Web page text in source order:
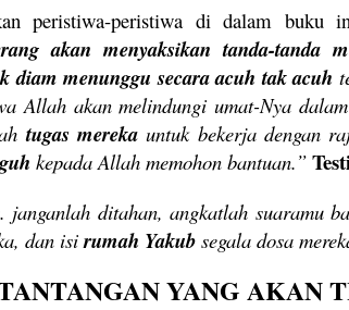
peristiwa-peristiwa di dalam buku
akan menyaksikan tanda-tanda
diam menunggu secara acuh tak acuh
Allah akan melindungi umat-Nya
tugas mereka untuk bekerja dengan
kepada Allah memohon bantuan.”
janganlah ditahan, angkatlah suaramu
dan isirumah Yakub segala dosa
YANG AKAN